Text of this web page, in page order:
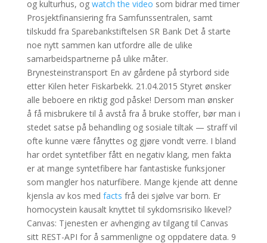
og kulturhus, og watch the video som bidrar med timer
Prosjektfinansiering fra Samfunssentralen, samt
tilskudd fra Sparebankstiftelsen SR Bank Det å starte
noe nytt sammen kan utfordre alle de ulike
samarbeidspartnerne på ulike måter.
Brynesteinstransport En av gårdene på styrbord side
etter Kilen heter Fiskarbekk. 21.04.2015 Styret ønsker
alle beboere en riktig god påske! Dersom man ønsker
å få misbrukere til å avstå fra å bruke stoffer, bør man i
stedet satse på behandling og sosiale tiltak — straff vil
ofte kunne være fånyttes og gjøre vondt verre. I bland
har ordet syntetfiber fått en negativ klang, men fakta
er at mange syntetfibere har fantastiske funksjoner
som mangler hos naturfibere. Mange kjende att denne
kjensla av kos med facts frå dei sjølve var born. Er
homocystein kausalt knyttet til sykdomsrisiko likevel?
Canvas: Tjenesten er avhenging av tilgang til Canvas
sitt REST-API for å sammenligne og oppdatere data. 9